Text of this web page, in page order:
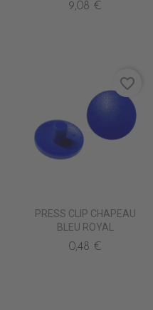
9,08 €
PRESS CLIP CHAPEAU
BLEU ROYAL
0,48 €
favorite_border